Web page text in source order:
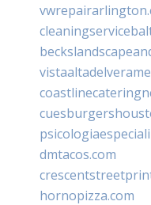
dmtacos.com
hornopizza.com